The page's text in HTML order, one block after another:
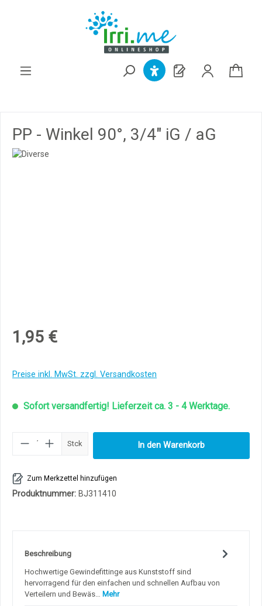
PP - Winkel 90°, 3/4" iG / aG
1,95 €
Preise inkl. MwSt. zzgl. Versandkosten
Sofort versandfertig! Lieferzeit ca. 3 - 4 Werktage.
Produkt Anzahl: Gib den gewünschten
Stck In den Warenkorb
Zum Merkzettel hinzufügen
Produktnummer: BJ311410
Beschreibung
Hochwertige Gewindefittinge aus Kunststoff sind
hervorragend für den einfachen und schnellen Aufbau von
Verteilern und Bewäs…
Mehr